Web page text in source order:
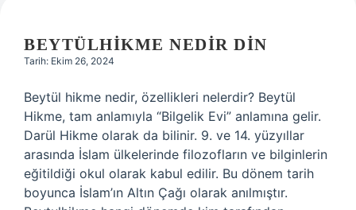
BEYTÜLHIKME NEDIR DIN
Tarih: Ekim 26, 2024
Beytül hikme nedir, özellikleri nelerdir? Beytül
Hikme, tam anlamıyla “Bilgelik Evi” anlamına gelir.
Darül Hikme olarak da bilinir. 9. ve 14. yüzyıllar
arasında İslam ülkelerinde filozofların ve bilginlerin
eğitildiği okul olarak kabul edilir. Bu dönem tarih
boyunca İslam’ın Altın Çağı olarak anılmıştır.